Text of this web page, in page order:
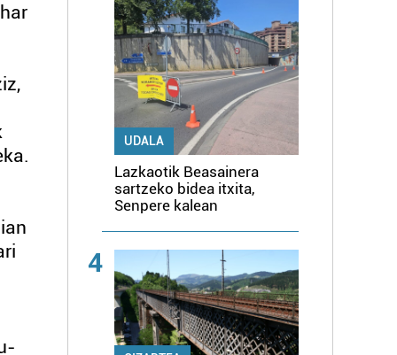
UDALA
Lazkaotik Beasainera
sartzeko bidea itxita,
Senpere kalean
4